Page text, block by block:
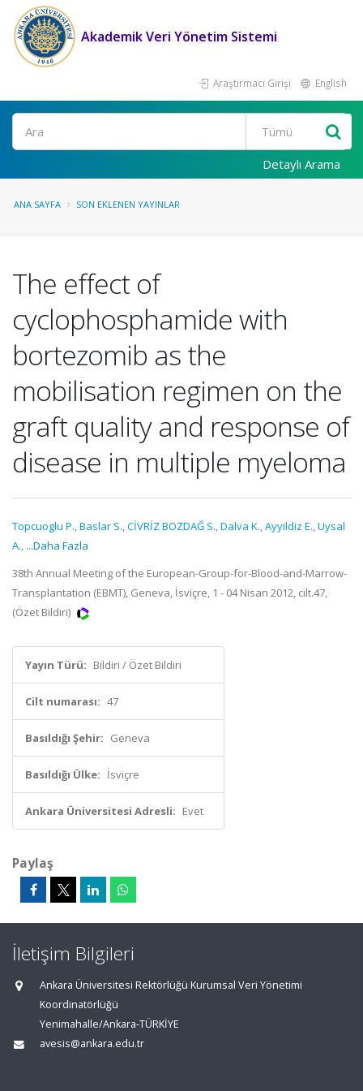
Akademik Veri Yönetim Sistemi
Araştırmacı Girişi English
Ara
Detaylı Arama
ANA SAYFA SON EKLENEN YAYINLAR
The effect of
cyclophosphamide with
bortezomib as the
mobilisation regimen on the
graft quality and response of
disease in multiple myeloma
Topcuoglu P.,Baslar S.,CİVRİZ BOZDAĞ S.,Dalva K.,Ayyildiz E.,Uysal
A., ...Daha Fazla
38th Annual Meeting of the European-Group-for-Blood-and-Marrow-
Transplantation (EBMT), Geneva, İsviçre, 1 - 04 Nisan 2012, cilt.47,
(Özet Bildiri)
Yayın Türü: Bildiri / Özet Bildiri
Cilt numarası: 47
Basıldığı Şehir: Geneva
Basıldığı Ülke: İsviçre
Ankara Üniversitesi Adresli: Evet
Paylaş
İletişim Bilgileri
Ankara Üniversitesi Rektörlüğü Kurumsal Veri Yönetimi
Koordinatörlüğü
Yenimahalle/Ankara-TÜRKİYE
avesis@ankara.edu.tr